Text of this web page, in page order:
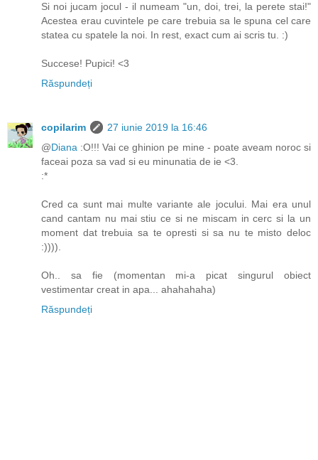
Si noi jucam jocul - il numeam "un, doi, trei, la perete stai!"
Acestea erau cuvintele pe care trebuia sa le spuna cel care
statea cu spatele la noi. In rest, exact cum ai scris tu. :)
Succese! Pupici! <3
Răspundeți
copilarim
27 iunie 2019 la 16:46
@Diana :O!!! Vai ce ghinion pe mine - poate aveam noroc si
faceai poza sa vad si eu minunatia de ie <3.
:*
Cred ca sunt mai multe variante ale jocului. Mai era unul
cand cantam nu mai stiu ce si ne miscam in cerc si la un
moment dat trebuia sa te opresti si sa nu te misto deloc
:)))).
Oh.. sa fie (momentan mi-a picat singurul obiect
vestimentar creat in apa... ahahahaha)
Răspundeți